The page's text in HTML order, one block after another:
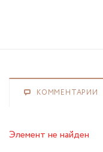
КОММЕНТАРИИ
Элемент не найден